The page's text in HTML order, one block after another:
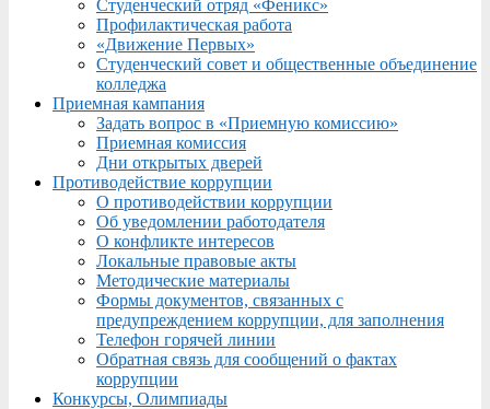
Студенческий отряд «Феникс»
Профилактическая работа
«Движение Первых»
Студенческий совет и общественные объединение
колледжа
Приемная кампания
Задать вопрос в «Приемную комиссию»
Приемная комиссия
Дни открытых дверей
Противодействие коррупции
О противодействии коррупции
Об уведомлении работодателя
О конфликте интересов
Локальные правовые акты
Методические материалы
Формы документов, связанных с
предупреждением коррупции, для заполнения
Телефон горячей линии
Обратная связь для сообщений о фактах
коррупции
Конкурсы, Олимпиады